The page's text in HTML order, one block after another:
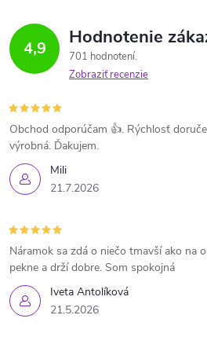
4,9 Hodnotenie
701 hodnotení
Zobraziť recenzie
Mili
21.7.2026
Obchod odporúčam 👍. Rýchlosť
výrobná. Ďakujem.
Iveta Antolíková
21.5.2026
Náramok sa zdá o niečo tmavší ako na
pekne a drží dobre. Som spokojná